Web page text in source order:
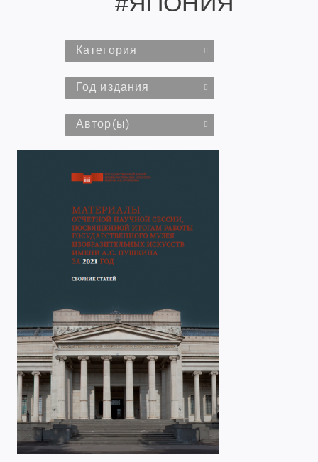
Категория
Год издания
Автор(ы)